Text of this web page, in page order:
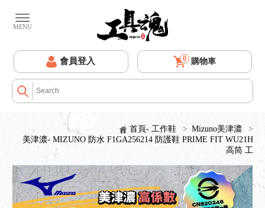
會員登入 0 購物車
首頁- 工作鞋 > Mizuno美津濃
>
美津濃- MIZUNO 防水 F1GA256214 防護鞋 PRIME FIT WU21H
高筒 工